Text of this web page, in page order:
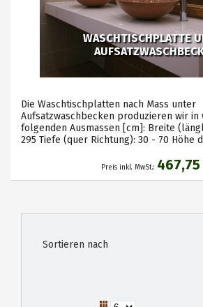
WASCHTISCHPLATTE
Die Waschtischplatten nach Mass unter
Aufsatzwaschbecken produzieren wir in
folgenden Ausmassen [cm]: Breite
295 Tiefe (quer Richtung): 30 - 70 Höhe
Preis inkl. MwSt.:
Sortieren nach